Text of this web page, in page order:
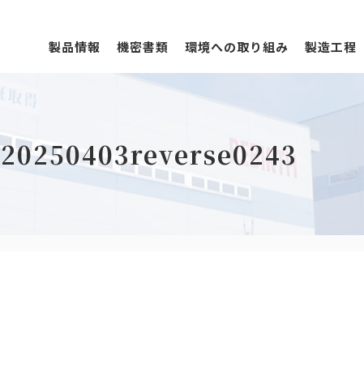
製品情報 機密書類 環境への取り組み 製造工程
20250403reverse0243